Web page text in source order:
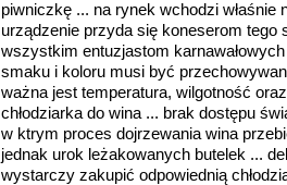
piwniczkę ... na rynek wchodzi właśnie
urządzenie przyda się koneserom tego
wszystkim entuzjastom
smaku i koloru musi być
ważna jest temperatura, wilgotność
chłodziarka do wina ... brak dostępu
w ktrym proces dojrzewania wina
jednak urok leżakowanych butelek ...
wystarczy zakupić odpowiednią